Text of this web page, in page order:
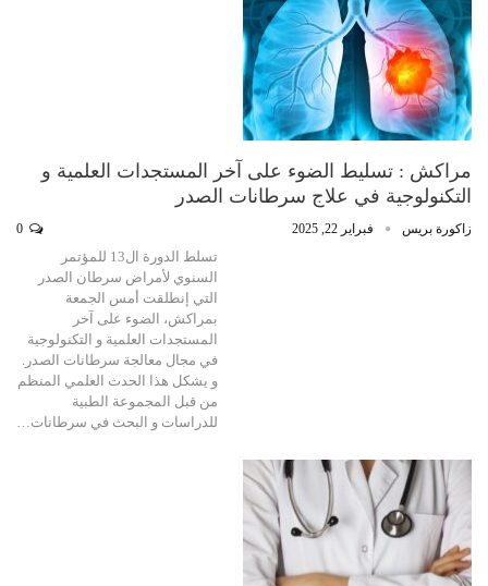
مراكش : تسليط الضوء على آخر المستجدات العلمية و
التكنولوجية في علاج سرطانات الصدر
زاكورة بريس فبراير 22, 2025
تسلط الدورة ال13 للمؤتمر
السنوي لأمراض سرطان الصدر
التي إنطلقت أمس الجمعة
بمراكش، الضوء على آخر
المستجدات العلمية و التكنولوجية
في مجال معالجة سرطانات الصدر.
و يشكل هذا الحدث العلمي المنظم
من قبل المجموعة الطبية
للدراسات و البحث في سرطانات…